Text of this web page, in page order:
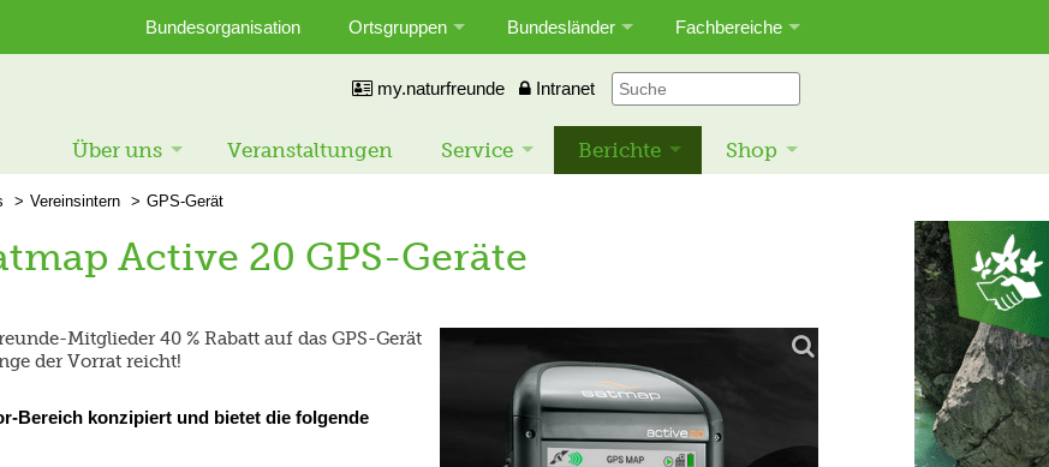
Bundesorganisation Ortsgruppen Bundesländer Fachbereiche
my.naturfreunde Intranet
Über uns Veranstaltungen Service Berichte Shop
Vereinsintern GPS-Gerät
Active 20 GPS-Geräte
Mitglieder 40 % Rabatt auf das GPS-Gerät
der Vorrat reicht!
Bereich konzipiert und bietet die folgende